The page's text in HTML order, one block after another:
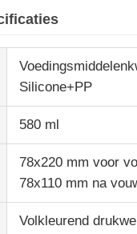
Silicone+PP
580 ml
78x220 mm voor
78x110 mm na
Volkleurend